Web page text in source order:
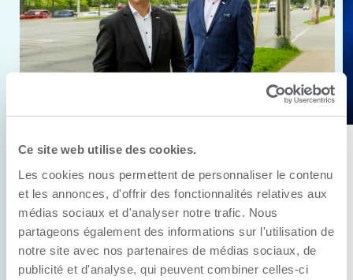
Ce site web utilise des cookies.
Les cookies nous permettent de personnaliser le contenu
et les annonces, d'offrir des fonctionnalités relatives aux
médias sociaux et d'analyser notre trafic. Nous
partageons également des informations sur l'utilisation de
notre site avec nos partenaires de médias sociaux, de
publicité et d'analyse, qui peuvent combiner celles-ci
11 juin 2026
Anick Métivier devient le nouveau
président de la CCI3R
C’est lors de son assemblée générale annuelle
tenue hier que la Chambre de commerce et
d’industries de ...